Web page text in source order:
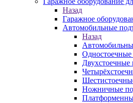
Назад
Гаражное
Автомобильные
Назад
Ножничные